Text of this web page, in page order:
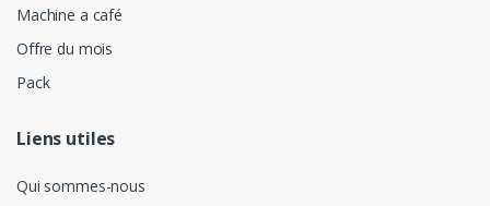
Machine a café
Offre du mois
Pack
Liens utiles
Qui sommes-nous